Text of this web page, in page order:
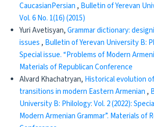
CaucasianPersian, Bulletin of Yerevan
Vol. 6 No. 1(16) (2015)
Yuri Avetisyan,Grammar dictionary:
issues, Bulletin of Yerevan University B:
Special issue. “Problems of Modern
Materials of Republican Conference
Alvard Khachatryan, Historical evolution
transitions in modern Eastern Armenian,
University B: Philology: Vol. 2 (2022):
Modern Armenian Grammar”. Materials of